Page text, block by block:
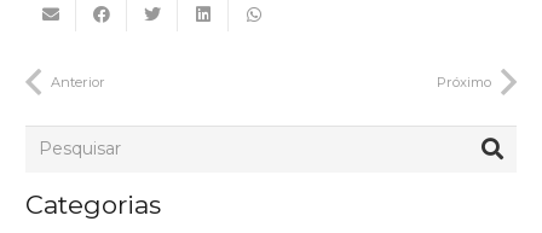
Anterior Próximo
Categorias